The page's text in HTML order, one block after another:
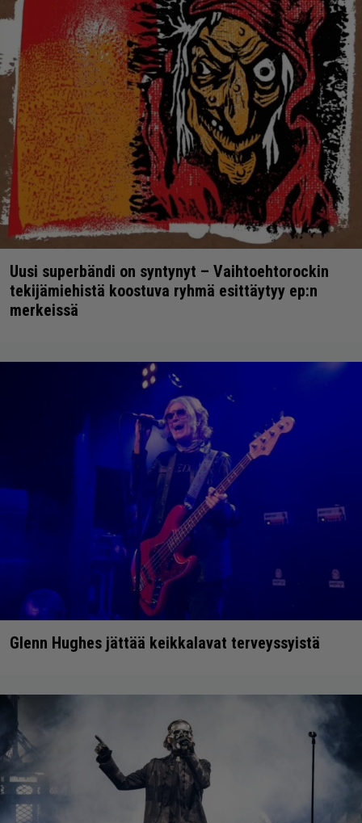
Uusi superbändi on syntynyt – Vaihtoehtorockin
tekijämiehistä koostuva ryhmä esittäytyy ep:n
merkeissä
Glenn Hughes jättää keikkalavat terveyssyistä